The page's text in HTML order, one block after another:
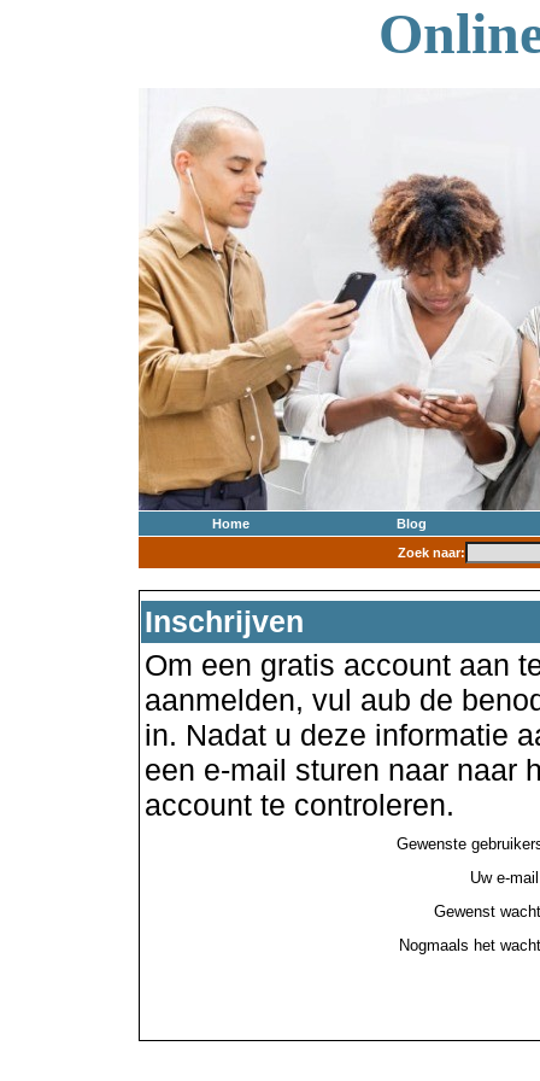
Home
Blog
Zoek naar:
Inschrijven
Om een gratis account aan
aanmelden, vul aub de
in. Nadat u deze informatie
een e-mail sturen naar naar
account te controleren.
Gewenste
Uw e-
Gewenst
Nogmaals het